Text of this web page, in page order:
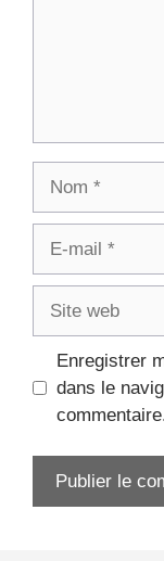
Enregistrer
dans le